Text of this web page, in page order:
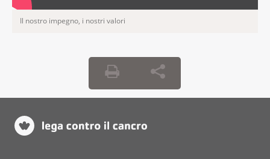
Il nostro impegno, i nostri valori